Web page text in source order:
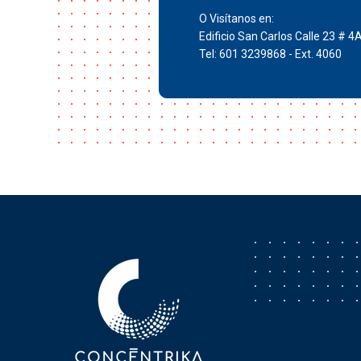
O Visítanos en:
Edificio San Carlos Calle 23 #
Tel: 601 3239868 - Ext. 4060